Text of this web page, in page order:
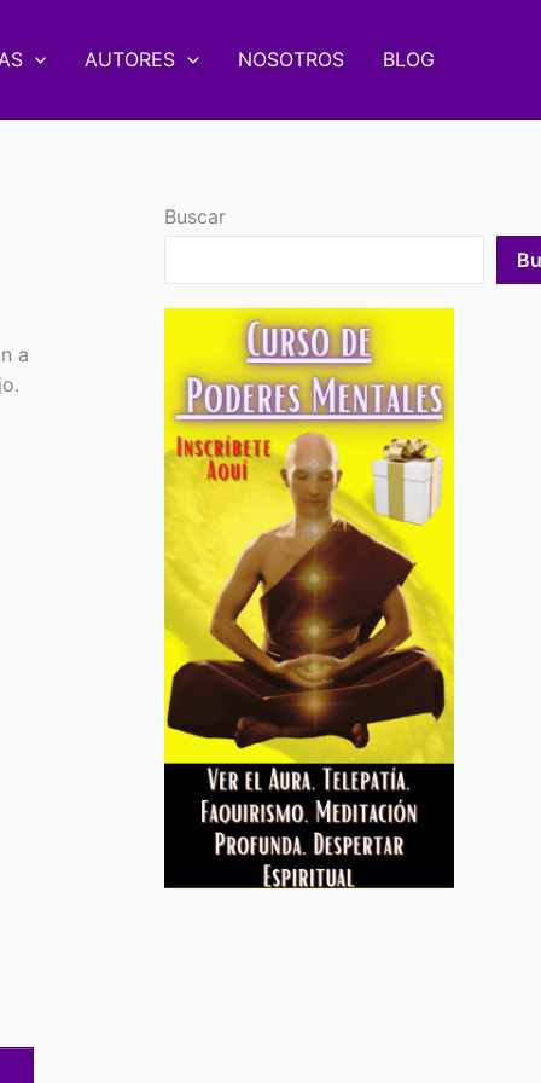
AUTORES NOSOTROS BLOG
a
Buscar